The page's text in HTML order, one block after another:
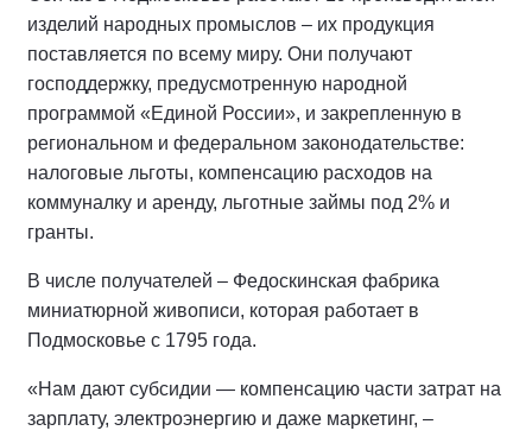
изделий народных промыслов – их продукция
поставляется по всему миру. Они получают
господдержку, предусмотренную народной
программой «Единой России», и закрепленную в
региональном и федеральном законодательстве:
налоговые льготы, компенсацию расходов на
коммуналку и аренду, льготные займы под 2% и
гранты.
В числе получателей – Федоскинская фабрика
миниатюрной живописи, которая работает в
Подмосковье с 1795 года.
«Нам дают субсидии — компенсацию части затрат на
зарплату, электроэнергию и даже маркетинг, –